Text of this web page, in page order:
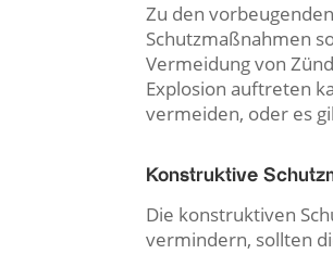
Zu den
Schutzmaßnahmen
Vermeidung von
Explosion auftreten
vermeiden, oder es
Konstruktive
Die konstruktiven
vermindern, sollten